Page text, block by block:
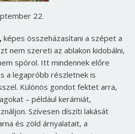
22.
képes összeházasítani a szépet a
nem szereti az ablakon kidobálni,
spórol. Itt mindennek előre
a legapróbb részletnek is
Különös gondot fektet arra,
– például kerámiát,
Szívesen díszíti lakását
és zöld árnyalatait, a